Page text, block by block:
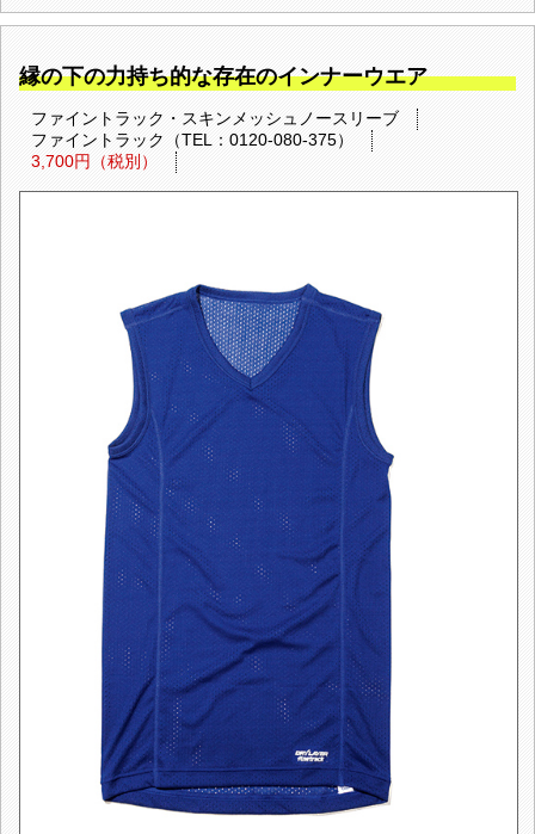
縁の下の力持ち的な存在のインナーウエア
ファイントラック・スキンメッシュノースリーブ
ファイントラック（TEL：0120-080-375）
3,700円（税別）